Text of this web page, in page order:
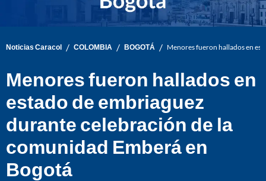
Noticias Caracol / COLOMBIA / BOGOTÁ / Menores fueron hallados en
Menores fueron hallados en
estado de embriaguez
durante celebración de la
comunidad Emberá en
Bogotá